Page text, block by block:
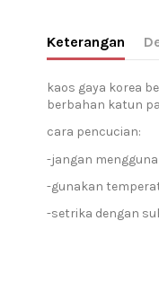
Keterangan
kaos gaya korea
berbahan katun
cara pencucian:
-jangan
-gunakan
-setrika dengan